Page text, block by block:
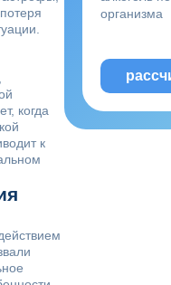
когда
к
организма